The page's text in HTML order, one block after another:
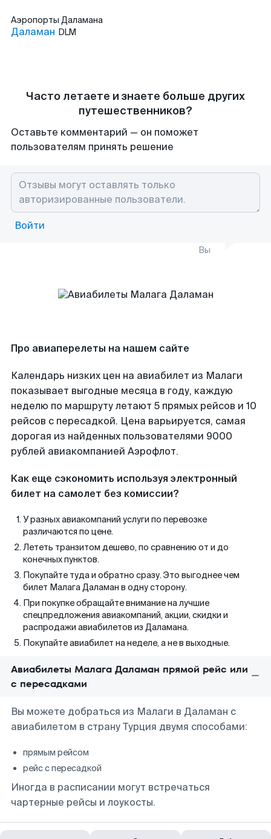
Аэропорты Даламана
Даламан DLM
Часто летаете и знаете больше других
путешественников?
Оставьте комментарий — он поможет
пользователям принять решение
Войти
Вы
Про авиаперелеты на нашем сайте
Календарь низких цен на авиабилет из Малаги
показывает выгодные месяца в году, каждую
неделю по маршруту летают 5 прямых рейсов и 10
рейсов с пересадкой. Цена варьируется, самая
дорогая из найденных пользователями 9000
рублей авиакомпанией Аэрофлот.
Как еще сэкономить используя электронный
билет на самолет без комиссии?
У разных авиакомпаний услуги по перевозке
различаются по цене.
Лететь транзитом дешево, по сравнению от и до
конечных пунктов.
Покупайте туда и обратно сразу. Это выгоднее чем
билет Малага Даламан в одну сторону.
При покупке обращайте внимание на лучшие
спецпредложения авиакомпаний, акции, скидки и
распродажи авиабилетов из Даламана.
Покупайте авиабилет на неделе, а не в выходные.
Авиабилеты Малага Даламан прямой рейс или
с пересадками
Вы можете добраться из Малаги в Даламан с
авиабилетом в страну Турция двумя способами:
прямым рейсом
рейс с пересадкой
Иногда в расписании могут встречаться
чартерные рейсы и лоукосты.